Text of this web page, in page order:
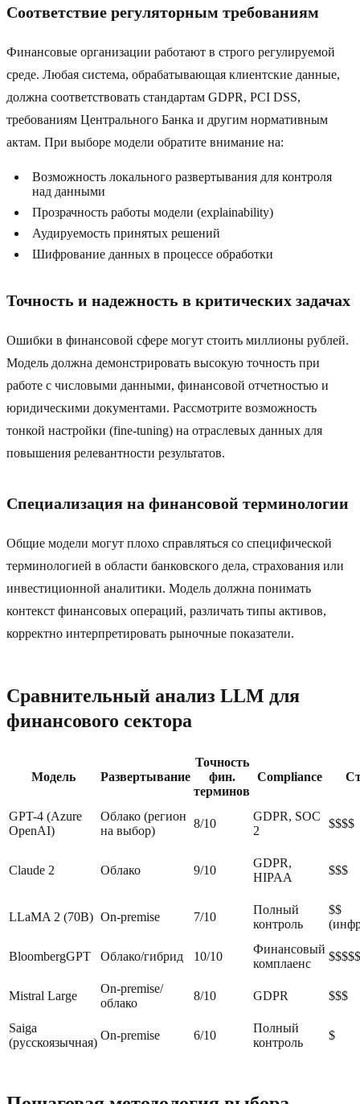
Соответствие регуляторным требованиям
Финансовые организации работают в строго регулируемой
среде. Любая система, обрабатывающая клиентские данные,
должна соответствовать стандартам GDPR, PCI DSS,
требованиям Центрального Банка и другим нормативным
актам. При выборе модели обратите внимание на:
Возможность локального развертывания для контроля
над данными
Прозрачность работы модели (explainability)
Аудируемость принятых решений
Шифрование данных в процессе обработки
Точность и надежность в критических задачах
Ошибки в финансовой сфере могут стоить миллионы рублей.
Модель должна демонстрировать высокую точность при
работе с числовыми данными, финансовой отчетностью и
юридическими документами. Рассмотрите возможность
тонкой настройки (fine-tuning) на отраслевых данных для
повышения релевантности результатов.
Специализация на финансовой терминологии
Общие модели могут плохо справляться со специфической
терминологией в области банковского дела, страхования или
инвестиционной аналитики. Модель должна понимать
контекст финансовых операций, различать типы активов,
корректно интерпретировать рыночные показатели.
Сравнительный анализ LLM для
финансового сектора
Модель Развертывание
Точность
фин.
терминов
Compliance
GPT-4 (Azure
OpenAI)
Облако (регион
на выбор)
8/10
GDPR, SOC
2
$$$$
Claude 2 Облако 9/10
GDPR,
HIPAA
$$$
LLaMA 2 (70B) On-premise 7/10
Полный
контроль
$$
BloombergGPT Облако/гибрид 10/10
Финансовый
комплаенс
$$$$$
Mistral Large
On-premise/
облако
8/10 GDPR $$$
Saiga
(русскоязычная)
On-premise 6/10
Полный
контроль
$